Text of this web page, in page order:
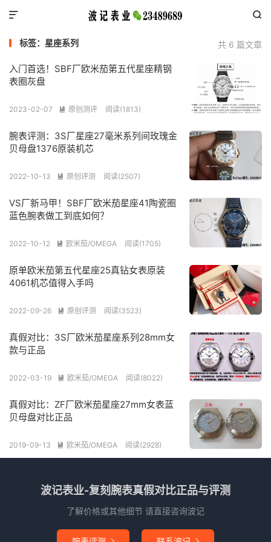


共 6 篇文章
标签：星座系列
入门首选！SBF厂欧米茄第五代星座精钢
表圈灰盘
2023-02-07  原创测评 阅读(1813)
腕表评测：3S厂星座27毫米系列间玫瑰金
贝母盘1376原装机芯
2022-10-13  原创评测 阅读(2507)
VS厂新马甲！SBF厂欧米茄星座41陶瓷圈
蓝色腕表做工到底如何？
2022-10-12  欧米茄/OMEGA 阅读(1705)
原单欧米茄第五代星座25真钻女表原装
4061机芯值得入手吗
2022-09-26  原创评测 阅读(3523)
真假对比：3S厂欧米茄星座系列28mm女
款与正品
2022-03-19  欧米茄/OMEGA 阅读(8022)
真假对比：ZF厂欧米茄星座27mm女表蓝
贝母盘对比正品
2019-09-13  欧米茄/OMEGA 阅读(2928)
波记表业-复刻腕表真假对比正品与评测
了解价格或其他细节 请直接咨询波记